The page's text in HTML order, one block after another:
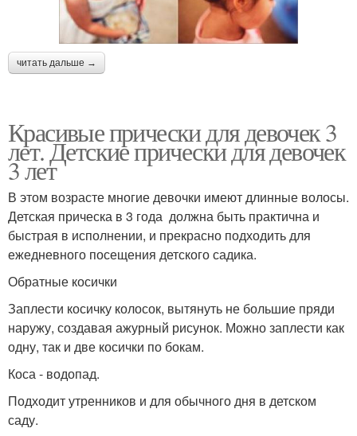
читать дальше →
Красивые прически для девочек 3
лет. Детские прически для девочек
3 лет
В этом возрасте многие девочки имеют длинные волосы.
Детская прическа в 3 года должна быть практична и
быстрая в исполнении, и прекрасно подходить для
ежедневного посещения детского садика.
Обратные косички
Заплести косичку колосок, вытянуть не большие пряди
наружу, создавая ажурный рисунок. Можно заплести как
одну, так и две косички по бокам.
Коса - водопад.
Подходит утренников и для обычного дня в детском
саду.